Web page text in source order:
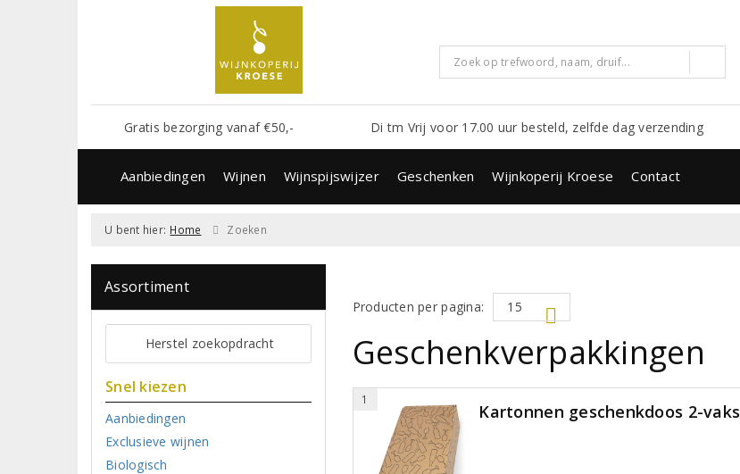
Gratis bezorging vanaf €50,- Di tm Vrij voor 17.00 uur besteld, zelfde dag verzending
Aanbiedingen Wijnen Wijnspijswijzer Geschenken Wijnkoperij Kroese Contact
U bent hier: Home Zoeken
Assortiment
Herstel zoekopdracht
Snel kiezen
Aanbiedingen
Exclusieve wijnen
Biologisch
Producten per pagina:
Geschenkverpakkingen
1
Kartonnen geschenkdoos 2-vaks